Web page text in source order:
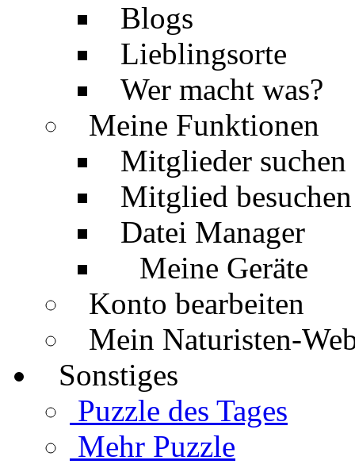
Blogs
Lieblingsorte
Wer macht was?
Meine Funktionen
Mitglieder suchen
Mitglied besuchen
Datei Manager
Meine Geräte
Konto bearbeiten
Mein Naturisten-
Sonstiges
Puzzle des Tages
Mehr Puzzle